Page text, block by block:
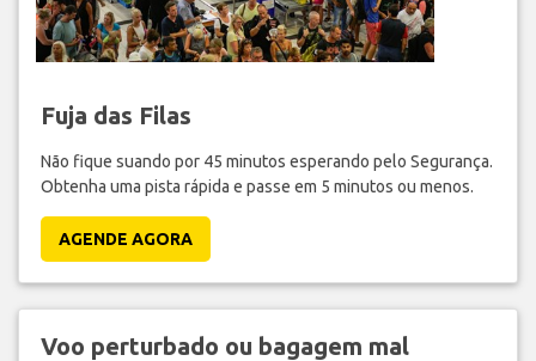
Fuja das Filas
Não fique suando por 45 minutos esperando pelo Segurança.
Obtenha uma pista rápida e passe em 5 minutos ou menos.
AGENDE AGORA
Voo perturbado ou bagagem mal